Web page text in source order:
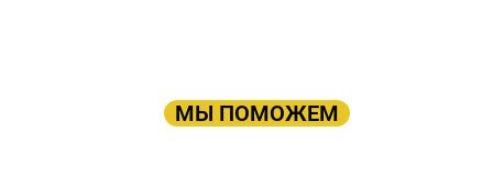
МЫ ПОМОЖЕМ